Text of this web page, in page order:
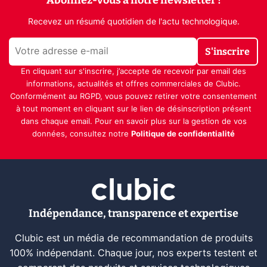
Recevez un résumé quotidien de l'actu technologique.
S'inscrire
En cliquant sur s'inscrire, j’accepte de recevoir par email des
informations, actualités et offres commerciales de Clubic.
Conformément au RGPD, vous pouvez retirer votre consentement
à tout moment en cliquant sur le lien de désinscription présent
dans chaque email. Pour en savoir plus sur la gestion de vos
données, consultez notre Politique de confidentialité
Indépendance, transparence et expertise
Clubic est un média de recommandation de produits
100% indépendant. Chaque jour, nos experts testent et